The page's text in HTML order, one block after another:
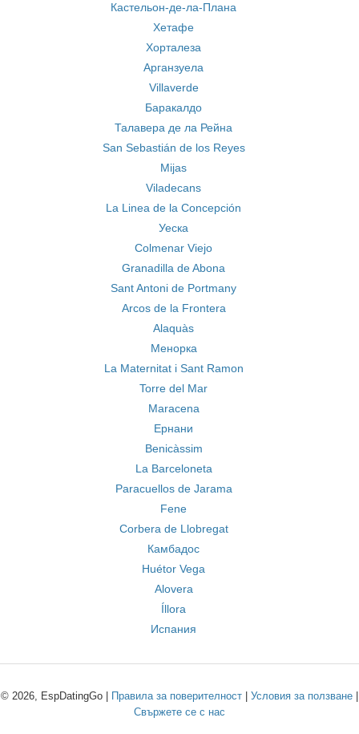
Кастельон-де-ла-Плана
Хетафе
Хорталеза
Арганзуела
Villaverde
Баракалдо
Талавера де ла Рейна
San Sebastián de los Reyes
Mijas
Viladecans
La Linea de la Concepción
Уеска
Colmenar Viejo
Granadilla de Abona
Sant Antoni de Portmany
Arcos de la Frontera
Alaquàs
Менорка
La Maternitat i Sant Ramon
Torre del Mar
Maracena
Ернани
Benicàssim
La Barceloneta
Paracuellos de Jarama
Fene
Corbera de Llobregat
Камбадос
Huétor Vega
Alovera
Íllora
Испания
© 2026, EspDatingGo | Правила за поверителност Условия за ползване
Свържете се с нас